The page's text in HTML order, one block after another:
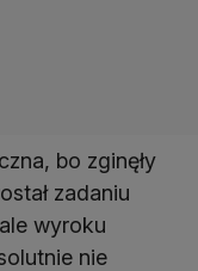
bo zginęły
zadaniu
wyroku
nie